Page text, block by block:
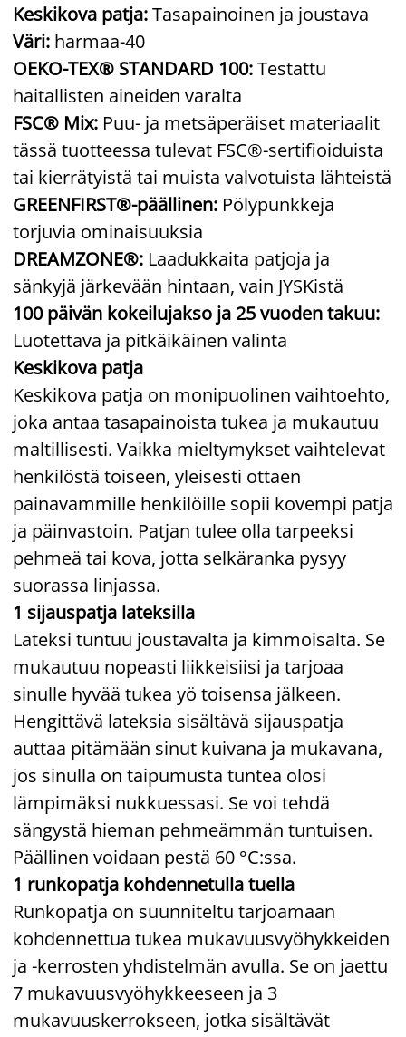
Keskikova patja:Tasapainoinen ja joustava
Väri: harmaa-40
OEKO-TEX® STANDARD 100:Testattu
haitallisten aineiden varalta
FSC® Mix: Puu- ja metsäperäiset materiaalit
tässä tuotteessa tulevat FSC®-sertifioiduista
tai kierrätyistä tai muista valvotuista lähteistä
GREENFIRST®-päällinen: Pölypunkkeja
torjuvia ominaisuuksia
DREAMZONE®: Laadukkaita patjoja ja
sänkyjä järkevään hintaan, vain JYSKistä
100 päivän kokeilujakso ja 25 vuoden takuu:
Luotettava ja pitkäikäinen valinta
Keskikova patja
Keskikova patja on monipuolinen vaihtoehto,
joka antaa tasapainoista tukea ja mukautuu
maltillisesti. Vaikka mieltymykset vaihtelevat
henkilöstä toiseen, yleisesti ottaen
painavammille henkilöille sopii kovempi patja
ja päinvastoin. Patjan tulee olla tarpeeksi
pehmeä tai kova, jotta selkäranka pysyy
suorassa linjassa.
1 sijauspatja lateksilla
Lateksi tuntuu joustavalta ja kimmoisalta. Se
mukautuu nopeasti liikkeisiisi ja tarjoaa
sinulle hyvää tukea yö toisensa jälkeen.
Hengittävä lateksia sisältävä sijauspatja
auttaa pitämään sinut kuivana ja mukavana,
jos sinulla on taipumusta tuntea olosi
lämpimäksi nukkuessasi. Se voi tehdä
sängystä hieman pehmeämmän tuntuisen.
Päällinen voidaan pestä 60 °C:ssa.
1 runkopatja kohdennetulla tuella
Runkopatja on suunniteltu tarjoamaan
kohdennettua tukea mukavuusvyöhykkeiden
ja -kerrosten yhdistelmän avulla. Se on jaettu
7 mukavuusvyöhykkeeseen ja 3
mukavuuskerrokseen, jotka sisältävät